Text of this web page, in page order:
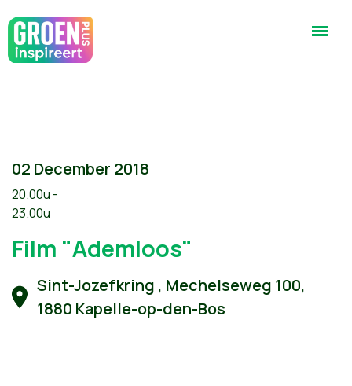
02 December 2018
20.00u -
23.00u
Film "Ademloos"
Sint-Jozefkring , Mechelseweg 100,
1880 Kapelle-op-den-Bos